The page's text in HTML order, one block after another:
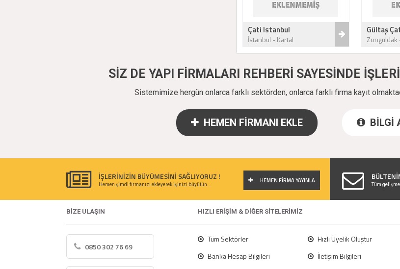
Çati Istanbul
İstanbul - Kartal
Gültaş
Zonguldak
SİZ DE YAPI FİRMALARI REHBERİ SAYESİNDE
Sistemimize hergün onlarca farklı sektörden, onlarca farklı firma kayıt
HEMEN FİRMANI EKLE BİLGİ
İŞLERİNİZİN BÜYÜMESİNİ SAĞLIYORUZ ! HEMEN FİRMA YAYINLA
Hemen şimdi firmanızı ekleyerek işinizi büyütün... Tüm
BİZE ULAŞIN HIZLI ERİŞİM & DİĞER SİTELERİMİZ
0850 302 76 69
Tüm Sektörler
Hızlı Üyelik Oluştur
Banka Hesap Bilgileri
İletişim Bilgileri